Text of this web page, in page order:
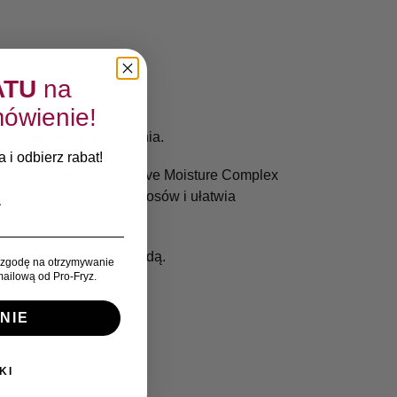
nawilżenia.
niej technologią Active Moisture Complex
nie obciąża włosów i ułatwia
spłukać obficie wodą.
na
i odbierz rabat!
na otrzymywanie
od Pro-Fryz.